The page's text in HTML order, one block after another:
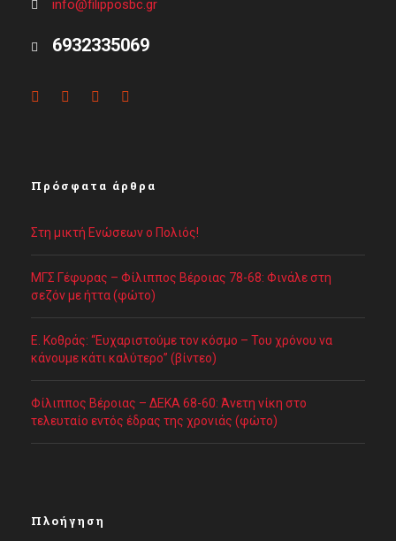
info@filipposbc.gr
6932335069
Πρόσφατα άρθρα
Στη μικτή Ενώσεων ο Πολιός!
ΜΓΣ Γέφυρας – Φίλιππος Βέροιας 78-68: Φινάλε στη
σεζόν με ήττα (φώτο)
Ε. Κοθράς: “Ευχαριστούμε τον κόσμο – Του χρόνου να
κάνουμε κάτι καλύτερο” (βίντεο)
Φίλιππος Βέροιας – ΔΕΚΑ 68-60: Άνετη νίκη στο
τελευταίο εντός έδρας της χρονιάς (φώτο)
Πλοήγηση